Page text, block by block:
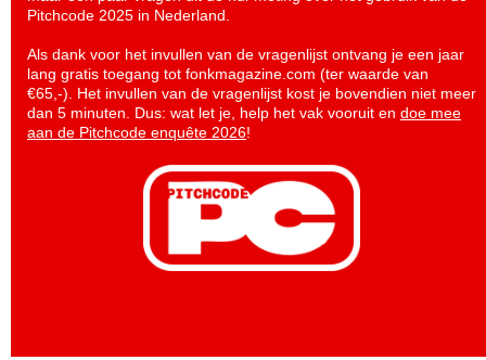
Pitchcode 2025 in Nederland.
Als dank voor het invullen van de vragenlijst ontvang je een jaar
lang gratis toegang tot fonkmagazine.com (ter waarde van
€65,-). Het invullen van de vragenlijst kost je bovendien niet meer
dan 5 minuten. Dus: wat let je, help het vak vooruit en doe mee
aan de Pitchcode enquête 2026!